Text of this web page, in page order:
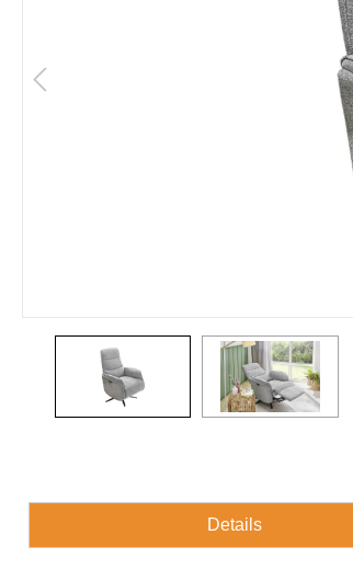
Details